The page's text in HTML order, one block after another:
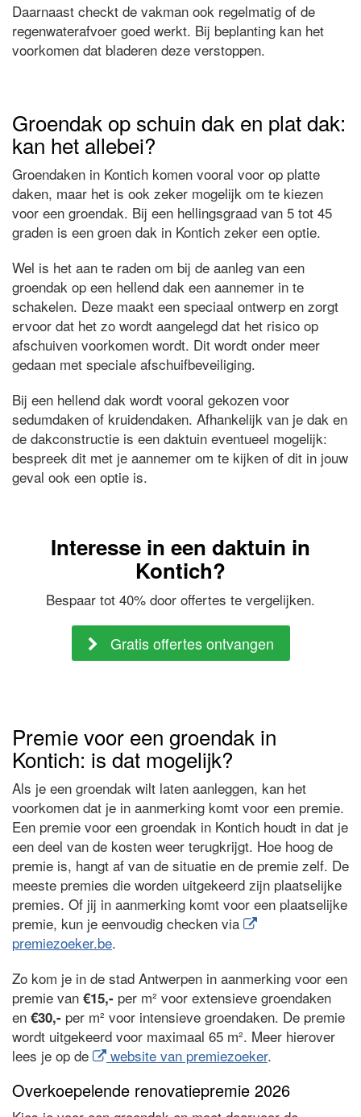
Daarnaast checkt de vakman ook regelmatig of de
regenwaterafvoer goed werkt. Bij beplanting kan het
voorkomen dat bladeren deze verstoppen.
Groendak op schuin dak en plat dak:
kan het allebei?
Groendaken in Kontich komen vooral voor op platte
daken, maar het is ook zeker mogelijk om te kiezen
voor een groendak. Bij een hellingsgraad van 5 tot 45
graden is een groen dak in Kontich zeker een optie.
Wel is het aan te raden om bij de aanleg van een
groendak op een hellend dak een aannemer in te
schakelen. Deze maakt een speciaal ontwerp en zorgt
ervoor dat het zo wordt aangelegd dat het risico op
afschuiven voorkomen wordt. Dit wordt onder meer
gedaan met speciale afschuifbeveiliging.
Bij een hellend dak wordt vooral gekozen voor
sedumdaken of kruidendaken. Afhankelijk van je dak en
de dakconstructie is een daktuin eventueel mogelijk:
bespreek dit met je aannemer om te kijken of dit in jouw
geval ook een optie is.
Interesse in een daktuin in
Kontich?
Bespaar tot 40% door offertes te vergelijken.
Gratis offertes ontvangen
Premie voor een groendak in
Kontich: is dat mogelijk?
Als je een groendak wilt laten aanleggen, kan het
voorkomen dat je in aanmerking komt voor een premie.
Een premie voor een groendak in Kontich houdt in dat je
een deel van de kosten weer terugkrijgt. Hoe hoog de
premie is, hangt af van de situatie en de premie zelf. De
meeste premies die worden uitgekeerd zijn plaatselijke
premies. Of jij in aanmerking komt voor een plaatselijke
premie, kun je eenvoudig checken via
premiezoeker.be.
Zo kom je in de stad Antwerpen in aanmerking voor een
premie van €15,- per m² voor extensieve groendaken
en €30,- per m² voor intensieve groendaken. De premie
wordt uitgekeerd voor maximaal 65 m². Meer hierover
lees je op de
website van premiezoeker.
Overkoepelende renovatiepremie 2026